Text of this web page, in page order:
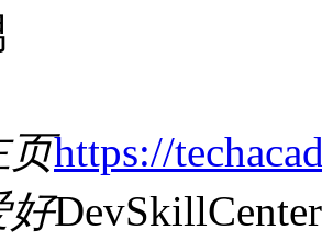
页https://
好